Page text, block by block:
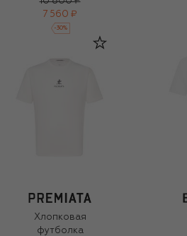
7 560 ₽
-30%
Хлопковая
футболка